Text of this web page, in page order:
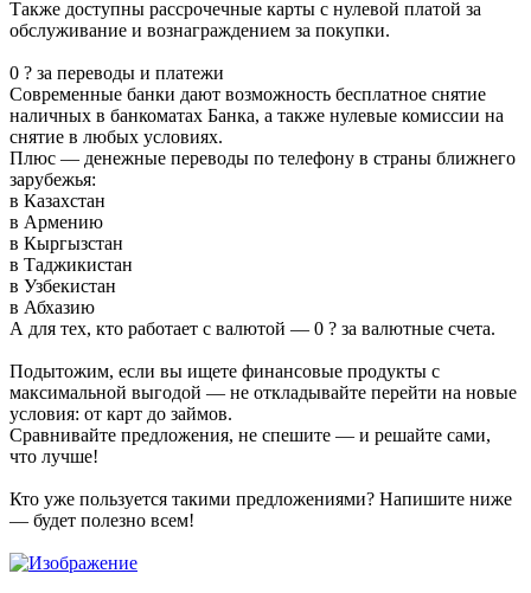
Также доступны рассрочечные карты с нулевой платой за
обслуживание и вознаграждением за покупки.
0 ? за переводы и платежи
Современные банки дают возможность бесплатное снятие
наличных в банкоматах Банка, а также нулевые комиссии на
снятие в любых условиях.
Плюс — денежные переводы по телефону в страны ближнего
зарубежья:
в Казахстан
в Армению
в Кыргызстан
в Таджикистан
в Узбекистан
в Абхазию
А для тех, кто работает с валютой — 0 ? за валютные счета.
Подытожим, если вы ищете финансовые продукты с
максимальной выгодой — не откладывайте перейти на новые
условия: от карт до займов.
Сравнивайте предложения, не спешите — и решайте сами,
что лучше!
Кто уже пользуется такими предложениями? Напишите ниже
— будет полезно всем!